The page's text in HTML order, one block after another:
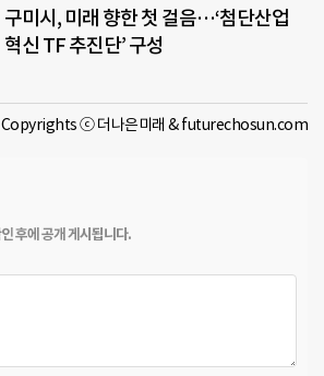
구미시, 미래 향한 첫 걸음…‘첨단산업
혁신 TF 추진단’ 구성
Copyrights ⓒ 더나은미래 & futurechosun.com